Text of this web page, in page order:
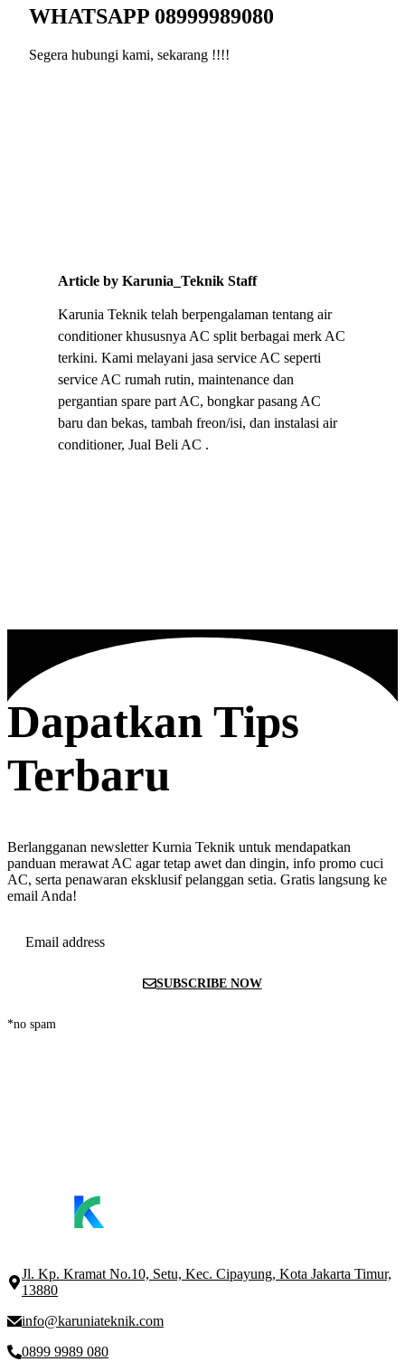
WHATSAPP 08999989080
Segera hubungi kami, sekarang !!!!
Article by Karunia_Teknik Staff
Karunia Teknik telah berpengalaman tentang air
conditioner khususnya AC split berbagai merk AC
terkini. Kami melayani jasa service AC seperti
service AC rumah rutin, maintenance dan
pergantian spare part AC, bongkar pasang AC
baru dan bekas, tambah freon/isi, dan instalasi air
conditioner, Jual Beli AC .
Dapatkan Tips
Terbaru
Berlangganan newsletter Kurnia Teknik untuk mendapatkan
panduan merawat AC agar tetap awet dan dingin, info promo cuci
AC, serta penawaran eksklusif pelanggan setia. Gratis langsung ke
email Anda!
Email address
SUBSCRIBE NOW
*no spam
Jl. Kp. Kramat No.10, Setu, Kec. Cipayung, Kota Jakarta Timur,
13880
info@karuniateknik.com
0899 9989 080